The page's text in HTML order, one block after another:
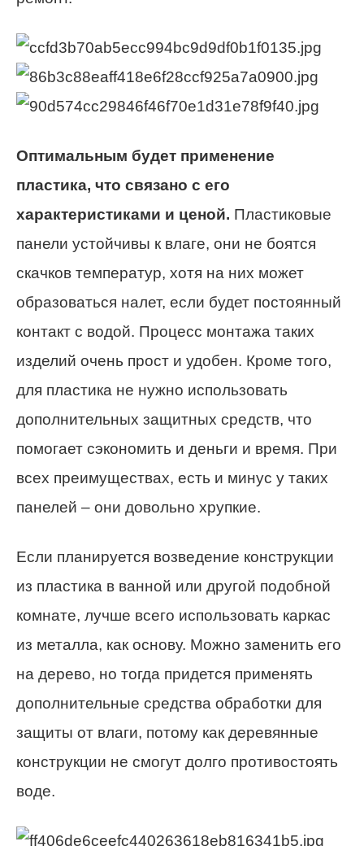
Оптимальным будет применение
пластика, что связано с его
характеристиками и ценой. Пластиковые
панели устойчивы к влаге, они не боятся
скачков температур, хотя на них может
образоваться налет, если будет постоянный
контакт с водой. Процесс монтажа таких
изделий очень прост и удобен. Кроме того,
для пластика не нужно использовать
дополнительных защитных средств, что
помогает сэкономить и деньги и время. При
всех преимуществах, есть и минус у таких
панелей – они довольно хрупкие.
Если планируется возведение конструкции
из пластика в ванной или другой подобной
комнате, лучше всего использовать каркас
из металла, как основу. Можно заменить его
на дерево, но тогда придется применять
дополнительные средства обработки для
защиты от влаги, потому как деревянные
конструкции не смогут долго противостоять
воде.